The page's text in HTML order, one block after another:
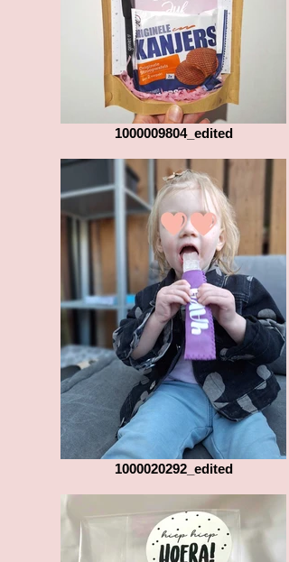
1000009804_edited
1000020292_edited